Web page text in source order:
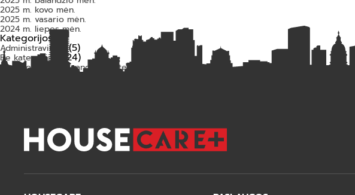
2025 m. kovo mėn.
2025 m. vasario mėn.
2024 m. liepos mėn.
Kategorijos
Administravimas (5)
Be kategorijos (24)
Šildymo ir karšto vandens sistemų priežiūra